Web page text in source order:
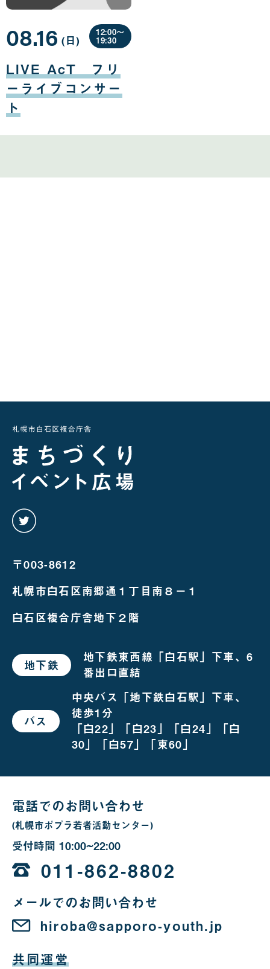
LIVE AcT フリ
ーライブコンサー
ト
08.16
月
16
日
(日曜
日
)
12:00〜
19:30
〒003-8612
札幌市白石区南郷通１丁目南８－１
白石区複合庁舎地下２階
地下鉄 で
お
場
合
地下鉄東西線「白石駅」下車、6
番出口直結
バス で
お
場
中央バス「地下鉄白石駅」下車、
徒歩1分
「白22」「白23」「白24」「白
30」「白57」「東60」
電話でのお問い合わせ
(札幌市ポプラ若者活動センター)
受付時間 10:00~22:00
時
か
ら
22
011-862-8802
メールでのお問い合わせ
hiroba@sapporo-youth.jp
共同運営